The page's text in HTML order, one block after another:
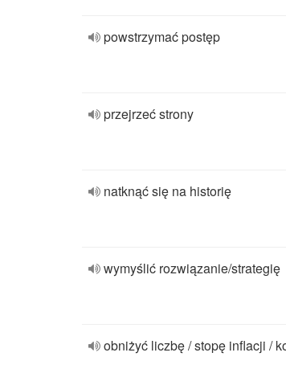
powstrzymać postęp
przejrzeć strony
natknąć się na historię
wymyślić rozwiązanie/strategię
obniżyć liczbę / stopę inflacji /